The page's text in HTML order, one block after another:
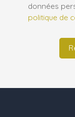
données
politique de